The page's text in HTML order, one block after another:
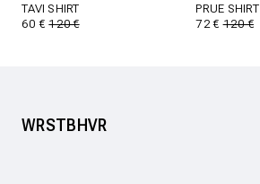
TAVI SHIRT
60 €120 €
PRUE SHIRT
72 €120 €
WRSTBHVR